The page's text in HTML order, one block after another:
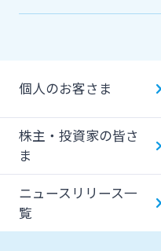
個人のお客さま
株主・投資家の皆さ
ま
ニュースリリース一
覧